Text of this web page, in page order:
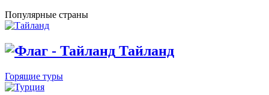
Популярные страны
Тайланд
Горящие туры